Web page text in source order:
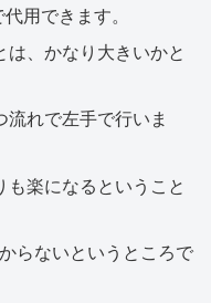
用できます。
、かなり大きいかと
れで左手で行いま
楽になるということ
らないというところで